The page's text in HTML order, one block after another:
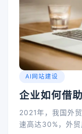
AI网站建设
企业如何借
出海？
2021年，我国外
速高达30%，外